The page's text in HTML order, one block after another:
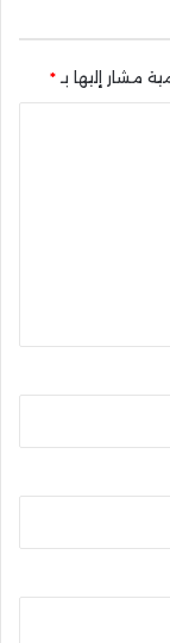
مشار إليها بـ *